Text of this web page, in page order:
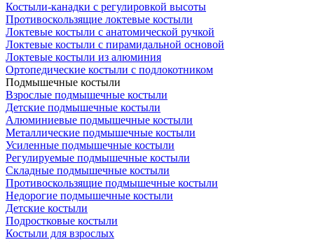
Костыли-канадки с регулировкой высоты
Противоскользящие локтевые костыли
Локтевые костыли с анатомической ручкой
Локтевые костыли с пирамидальной основой
Локтевые костыли из алюминия
Ортопедические костыли с подлокотником
Подмышечные костыли
Взрослые подмышечные костыли
Детские подмышечные костыли
Алюминиевые подмышечные костыли
Металлические подмышечные костыли
Усиленные подмышечные костыли
Регулируемые подмышечные костыли
Складные подмышечные костыли
Противоскользящие подмышечные костыли
Недорогие подмышечные костыли
Детские костыли
Подростковые костыли
Костыли для взрослых